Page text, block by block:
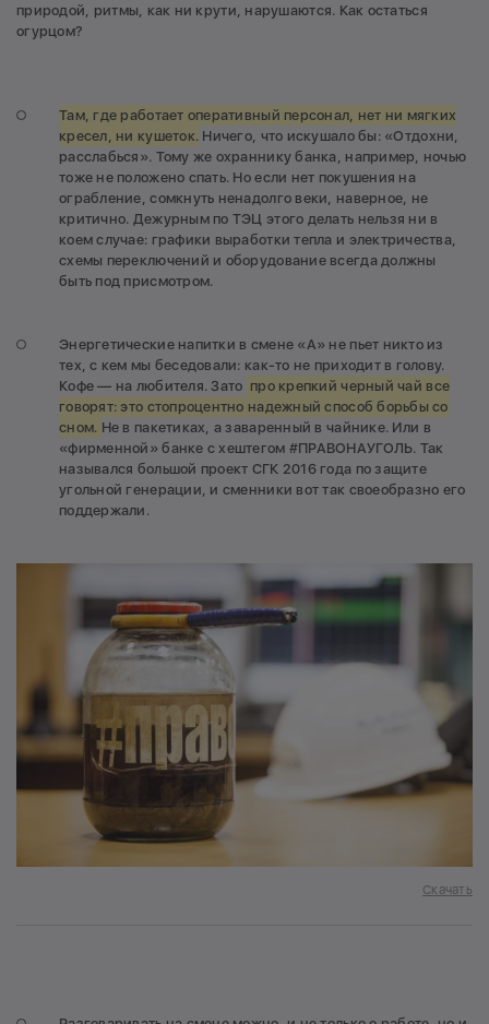
природой, ритмы, как ни крути, нарушаются. Как остаться
огурцом?
Там, где работает оперативный персонал, нет ни мягких
кресел, ни кушеток. Ничего, что искушало бы: «Отдохни,
расслабься». Тому же охраннику банка, например, ночью
тоже не положено спать. Но если нет покушения на
ограбление, сомкнуть ненадолго веки, наверное, не
критично. Дежурным по ТЭЦ этого делать нельзя ни в
коем случае: графики выработки тепла и электричества,
схемы переключений и оборудование всегда должны
быть под присмотром.
Энергетические напитки в смене «А» не пьет никто из
тех, с кем мы беседовали: как-то не приходит в голову.
Кофе — на любителя. Зато про крепкий черный чай все
говорят: это стопроцентно надежный способ борьбы со
сном. Не в пакетиках, а заваренный в чайнике. Или в
«фирменной» банке с хештегом #ПРАВОНАУГОЛЬ. Так
назывался большой проект СГК 2016 года по защите
угольной генерации, и сменники вот так своеобразно его
поддержали.
Скачать